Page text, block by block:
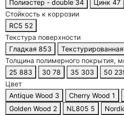
Полиэстер - double 34 Цинк 47
Стойкость к коррозии
RC5 52
Текстура поверхности
Гладкая 853 Текстурированная
Толщина полимерного покрытия,
25 883 30 78 35 303 50
Цвет
Antique Wood 3 Cherry Wood 1
Golden Wood 2 NL805 5